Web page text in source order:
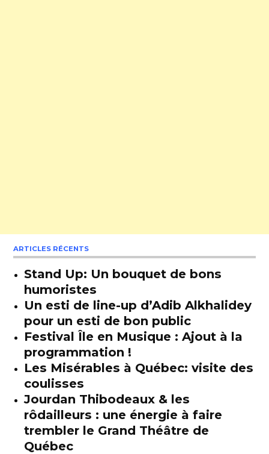
ARTICLES RÉCENTS
Stand Up: Un bouquet de bons
humoristes
Un esti de line-up d’Adib Alkhalidey
pour un esti de bon public
Festival Île en Musique : Ajout à la
programmation !
Les Misérables à Québec: visite des
coulisses
Jourdan Thibodeaux & les
rôdailleurs : une énergie à faire
trembler le Grand Théâtre de
Québec